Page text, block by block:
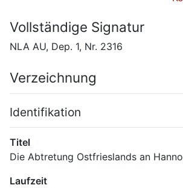
Vollständige Signatur
NLA AU, Dep. 1, Nr. 2316
Verzeichnung
Identifikation
Titel
Die Abtretung Ostfrieslands an
Laufzeit